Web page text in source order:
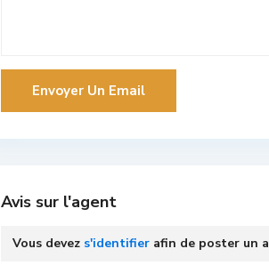
Avis sur l'agent
Vous devez s'identifier afin de poster un